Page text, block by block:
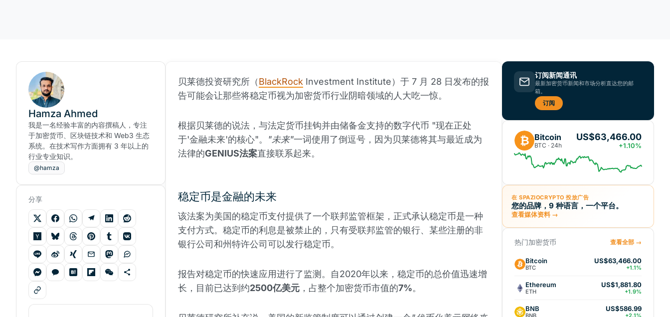
贝莱德投资研究所（BlackRock Investment Institute）于 7 月 28 日发布的报
告可能会让那些将稳定币视为加密货币行业阴暗领域的人大吃一惊。
根据贝莱德的说法，与法定货币挂钩并由储备金支持的数字代币 "现在正处
于'金融未来'的核心"。 "未来"一词使用了倒逗号，因为贝莱德将其与最近成为
法律的GENIUS法案直接联系起来。
稳定币是金融的未来
该法案为美国的稳定币支付提供了一个联邦监管框架，正式承认稳定币是一种
支付方式。稳定币的利息是被禁止的，只有受联邦监管的银行、某些注册的非
银行公司和州特许公司可以发行稳定币。
报告对稳定币的快速应用进行了监测。自2020年以来，稳定币的总价值迅速增
长，目前已达到约2500亿美元 ，占整个加密货币市值的7%。
Hamza Ahmed
我是一名经验丰富的内容撰稿人，专注
于加密货币、区块链技术和 Web3 生态
系统。在技术写作方面拥有 3 年以上的
行业专业知识。
@hamza
分享
订阅新闻通讯
最新加密货币新闻和市场分析直达您的邮
箱。
订阅
₿ Bitcoin
BTC · 24h
US$63,466.00
+1.10%
在 SPAZIOCRYPTO 投放广告
您的品牌，9 种语言，一个平台。
查看媒体资料 →
热门加密货币 查看全部 →
Bitcoin
BTC
US$63,466.00
+1.1%
Ethereum
ETH
US$1,881.80
+1.9%
BNB
BNB
US$586.99
+2.1%